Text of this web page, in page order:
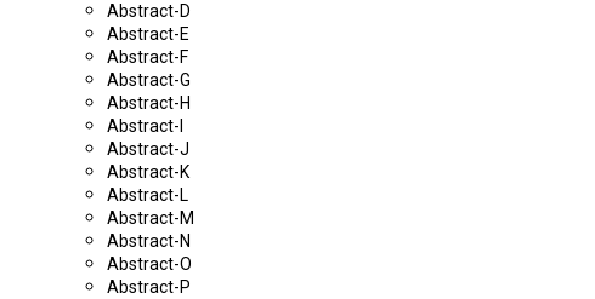
Abstract-D
Abstract-E
Abstract-F
Abstract-G
Abstract-H
Abstract-I
Abstract-J
Abstract-K
Abstract-L
Abstract-M
Abstract-N
Abstract-O
Abstract-P